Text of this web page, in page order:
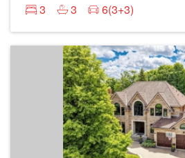
3
3 6(3+3)